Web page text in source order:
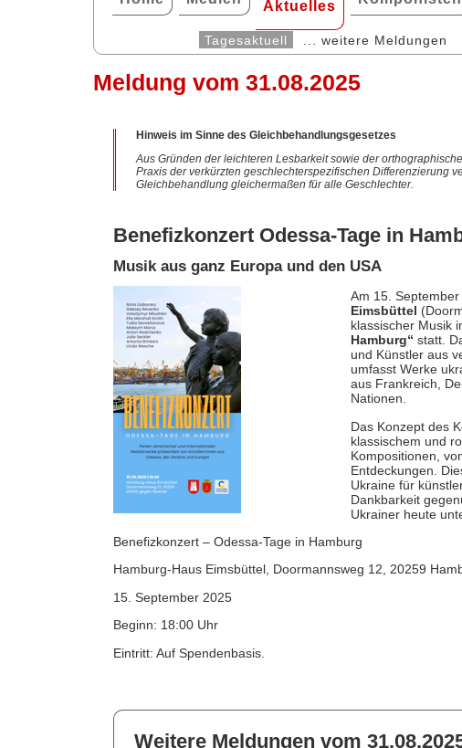
Aktuelles
Tagesaktuell ... weitere Meldungen
Meldung vom 31.08.2025
Hinweis im Sinne des Gleichbehandlungsgesetzes
Aus Gründen der leichteren Lesbarkeit sowie der
Praxis der verkürzten geschlechterspezifischen Differenzierung
Gleichbehandlung gleichermaßen für alle Geschlechter.
Benefizkonzert Odessa-Tage in
Musik aus ganz Europa und den USA
Am 15.
Eimsbüttel
klassischer Musik
Hamburg“ statt.
und Künstler aus
umfasst Werke
aus Frankreich,
Nationen.
Das Konzept des
klassischem und
Kompositionen,
Entdeckungen.
Ukraine für
Dankbarkeit
Ukrainer heute
Benefizkonzert – Odessa-Tage in Hamburg
Hamburg-Haus Eimsbüttel, Doormannsweg 12, 20259
15. September 2025
Beginn: 18:00 Uhr
Eintritt: Auf Spendenbasis.
Weitere Meldungen vom